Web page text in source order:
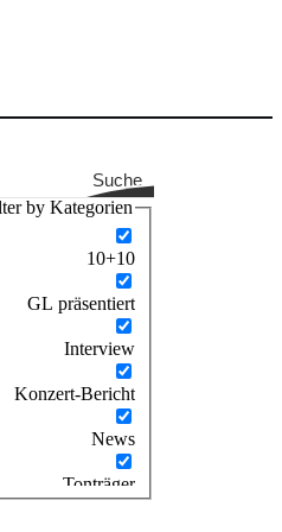
Suche
by Kategorien
10+10
GL präsentiert
Interview
Konzert-Bericht
News
Tonträger